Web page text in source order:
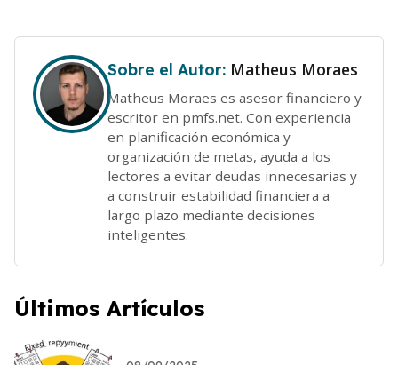
Sobre el Autor: Matheus Moraes
Matheus Moraes es asesor financiero y
escritor en pmfs.net. Con experiencia
en planificación económica y
organización de metas, ayuda a los
lectores a evitar deudas innecesarias y
a construir estabilidad financiera a
largo plazo mediante decisiones
inteligentes.
Últimos Artículos